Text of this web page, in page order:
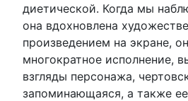
диетической. Когда мы
она вдохновлена
произведением на экране,
многократное исполнение,
взгляды персонажа,
запоминающаяся, а также